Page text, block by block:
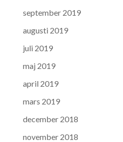
september 2019
augusti 2019
juli 2019
maj 2019
april 2019
mars 2019
december 2018
november 2018